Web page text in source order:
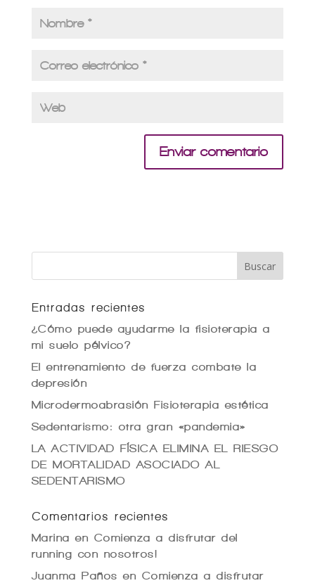
Entradas recientes
¿Cómo puede ayudarme la fisioterapia a
mi suelo pélvico?
El entrenamiento de fuerza combate la
depresión
Microdermoabrasión Fisioterapia estética
Sedentarismo: otra gran «pandemia»
LA ACTIVIDAD FÍSICA ELIMINA EL RIESGO
DE MORTALIDAD ASOCIADO AL
SEDENTARISMO
Comentarios recientes
Marina en Comienza a disfrutar del
running con nosotros!
Juanma Paños en Comienza a disfrutar